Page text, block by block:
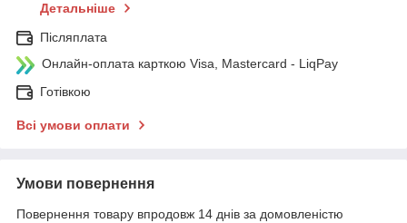
Детальніше
Післяплата
Онлайн-оплата карткою Visa, Mastercard - LiqPay
Готівкою
Всі умови оплати
Умови повернення
Повернення товару впродовж 14 днів за домовленістю